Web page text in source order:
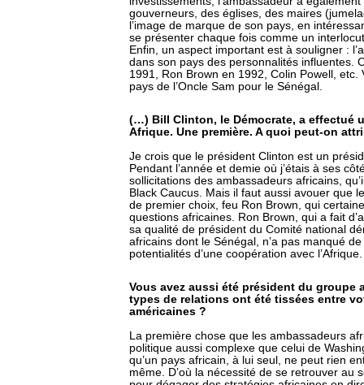
gouverneurs, des églises, des maires
l’image de marque de son pays, en
se présenter chaque fois comme un
Enfin, un aspect important est à souligner :
dans son pays des personnalités influentes.
1991, Ron Brown en 1992, Colin Powell,
pays de l’Oncle Sam pour le Sénégal.
(…) Bill Clinton, le Démocrate, a effectué
Afrique. Une première. A quoi peut-on
Je crois que le président Clinton est un
Pendant l’année et demie où j’étais à ses
sollicitations des ambassadeurs africains,
Black Caucus. Mais il faut aussi avouer que
de premier choix, feu Ron Brown, qui
questions africaines. Ron Brown, qui a fait
sa qualité de président du Comité national
africains dont le Sénégal, n’a pas manqué
potentialités d’une coopération avec l’Afrique.
Vous avez aussi été président du groupe
types de relations ont été tissées entre
américaines ?
La première chose que les ambassadeurs
politique aussi complexe que celui de
qu’un pays africain, à lui seul, ne peut rien
même. D’où la nécessité de se retrouver au